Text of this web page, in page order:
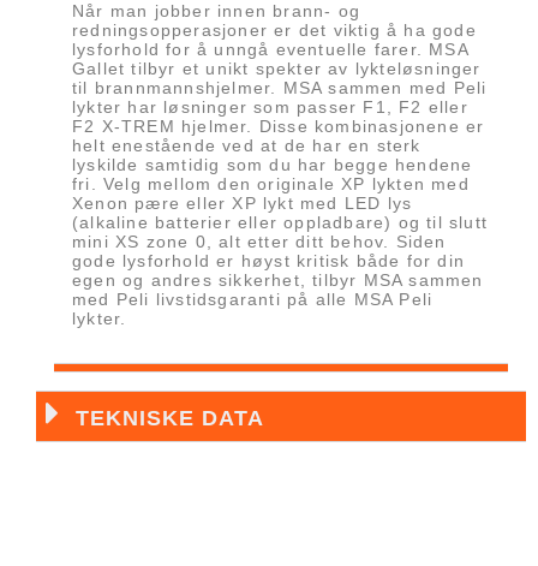
Når man jobber innen brann- og
redningsopperasjoner er det viktig å ha gode
lysforhold for å unngå eventuelle farer. MSA
Gallet tilbyr et unikt spekter av lykteløsninger
til brannmannshjelmer. MSA sammen med Peli
lykter har løsninger som passer F1, F2 eller
F2 X-TREM hjelmer. Disse kombinasjonene er
helt enestående ved at de har en sterk
lyskilde samtidig som du har begge hendene
fri. Velg mellom den originale XP lykten med
Xenon pære eller XP lykt med LED lys
(alkaline batterier eller oppladbare) og til slutt
mini XS zone 0, alt etter ditt behov. Siden
gode lysforhold er høyst kritisk både for din
egen og andres sikkerhet, tilbyr MSA sammen
med Peli livstidsgaranti på alle MSA Peli
lykter.
TEKNISKE DATA